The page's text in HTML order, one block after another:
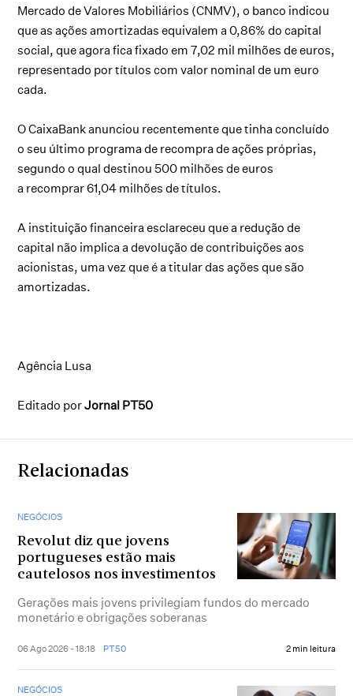
Mercado de Valores Mobiliários (CNMV), o banco indicou
que as ações amortizadas equivalem a 0,86% do capital
social, que agora fica fixado em 7,02 mil milhões de euros,
representado por títulos com valor nominal de um euro
cada.
O CaixaBank anunciou recentemente que tinha concluído
o seu último programa de recompra de ações próprias,
segundo o qual destinou 500 milhões de euros
a recomprar 61,04 milhões de títulos.
A instituição financeira esclareceu que a redução de
capital não implica a devolução de contribuições aos
acionistas, uma vez que é a titular das ações que são
amortizadas.
Agência Lusa
Editado porJornal PT50
Relacionadas
NEGÓCIOS
Revolut diz que jovens
portugueses estão mais
cautelosos nos investimentos
Gerações mais jovens privilegiam fundos do mercado
monetário e obrigações soberanas
06 Ago 2026 - 18:18 PT50 2 min leitura
NEGÓCIOS